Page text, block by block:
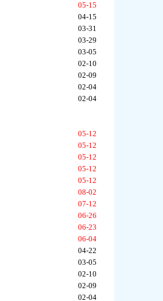
05-15
04-15
03-31
03-29
03-05
02-10
02-09
02-04
02-04
05-12
05-12
05-12
05-12
05-12
08-02
07-12
06-26
06-23
06-04
04-22
03-05
02-10
02-09
02-04